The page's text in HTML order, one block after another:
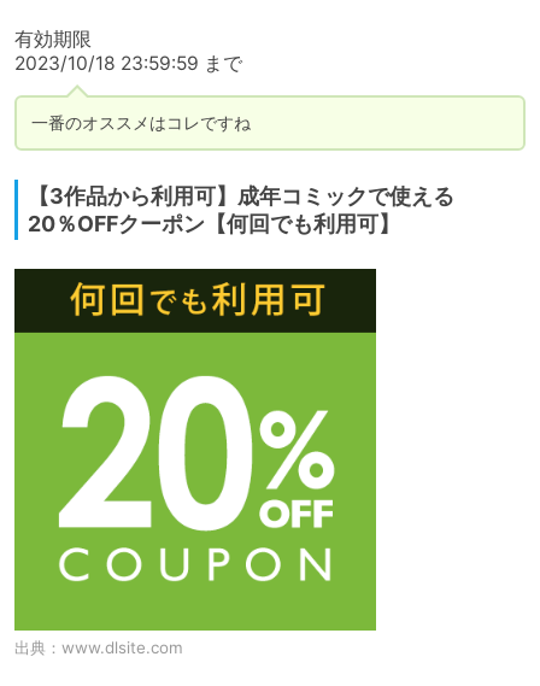
有効期限
2023/10/18 23:59:59 まで
一番のオススメはコレですね
【3作品から利用可】成年コミックで使える
20％OFFクーポン【何回でも利用可】
出典： www.dlsite.com